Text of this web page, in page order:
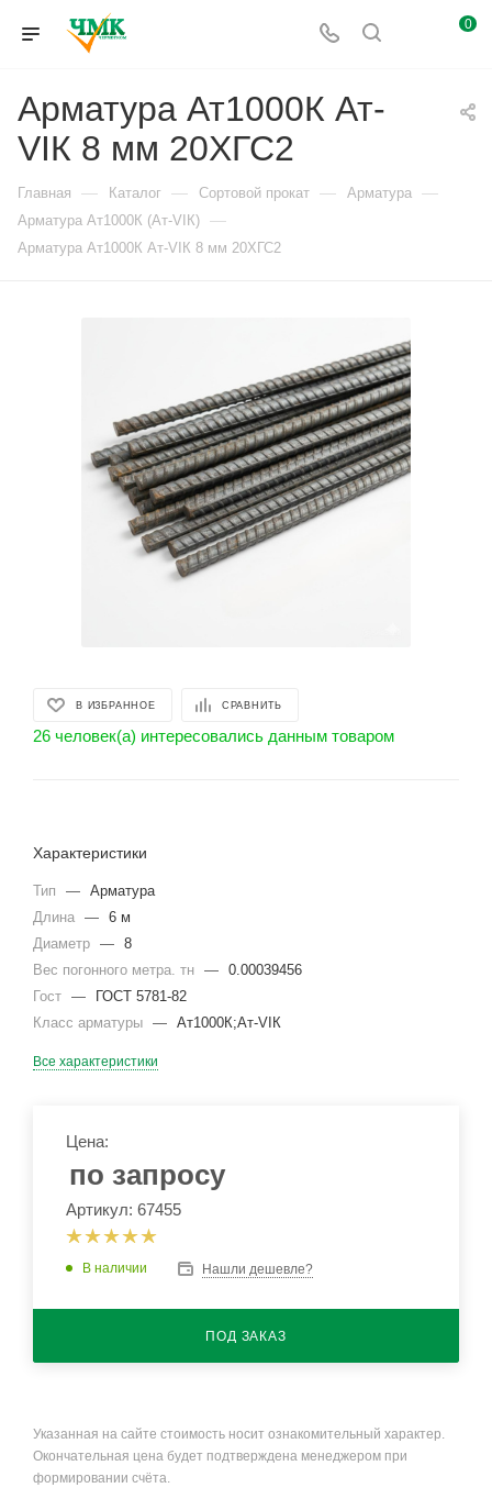
0
Арматура Ат1000К Ат-
VIК 8 мм 20ХГС2
Главная — Каталог — Сортовой прокат — Арматура —
Арматура Ат1000К (Ат-VIК) —
Арматура Ат1000К Ат-VIК 8 мм 20ХГС2
В ИЗБРАННОЕ СРАВНИТЬ
26 человек(а) интересовались данным товаром
Характеристики
Тип — Арматура
Длина — 6 м
Диаметр — 8
Вес погонного метра. тн — 0.00039456
Гост —
ГОСТ 5781-82
Класс арматуры — Ат1000К;Ат-VIК
Все характеристики
Цена:
по запросу
Артикул: 67455
В наличии Нашли дешевле?
ПОД ЗАКАЗ
Указанная на сайте стоимость носит ознакомительный характер.
Окончательная цена будет подтверждена менеджером при
формировании счёта.